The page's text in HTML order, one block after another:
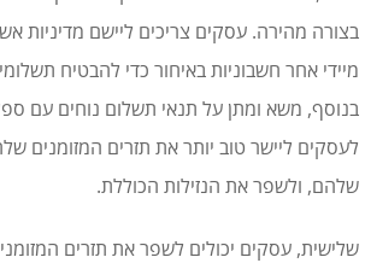
בצורה מהירה. עסקים צריכים ליישם מדיניות
מיידי אחר חשבוניות באיחור כדי להבטיח
בנוסף, משא ומתן על תנאי תשלום נוחים עם
לעסקים ליישר טוב יותר את תזרים המזומנים
שלהם, ולשפר את הנזילות הכוללת.
שלישית, עסקים יכולים לשפר את תזרים